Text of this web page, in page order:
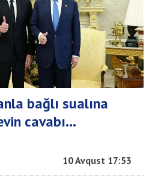
bağlı sualına
cavabı...
10 Avqust 17:53